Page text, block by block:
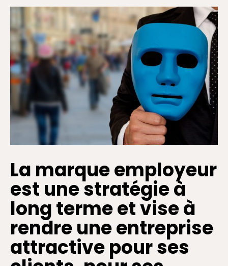
La marque employeur
est une stratégie à
long termeet vise à
rendre une entreprise
attractive pour ses